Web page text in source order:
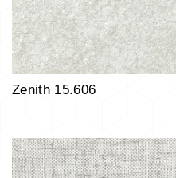
Zenith 15.606